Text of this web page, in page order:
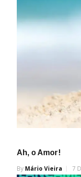
Ah, o Amor!
By Mário Vieira 7